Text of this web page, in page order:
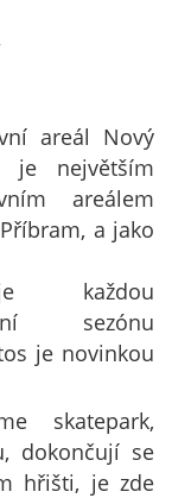
areál Nový
je největším
areálem
a jako
každou
sezónu
je novinkou
skatepark,
dokončují se
hřišti, je zde